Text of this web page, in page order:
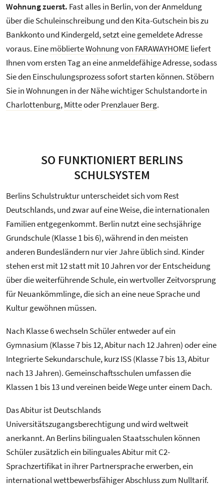
Wohnung zuerst. Fast alles in Berlin, von der Anmeldung
über die Schuleinschreibung und den Kita-Gutschein bis zu
Bankkonto und Kindergeld, setzt eine gemeldete Adresse
voraus. Einemöblierte Wohnung von FARAWAYHOMEliefert
Ihnen vom ersten Tag an eine anmeldefähige Adresse, sodass
Sie den Einschulungsprozess sofort starten können. Stöbern
Sie in Wohnungen in der Nähe wichtiger Schulstandorte in
Charlottenburg,MitteoderPrenzlauer Berg.
SO FUNKTIONIERT BERLINS
SCHULSYSTEM
Berlins Schulstruktur unterscheidet sich vom Rest
Deutschlands, und zwar auf eine Weise, die internationalen
Familien entgegenkommt. Berlin nutzt eine sechsjährige
Grundschule (Klasse 1 bis 6), während in den meisten
anderen Bundesländern nur vier Jahre üblich sind. Kinder
stehen erst mit 12 statt mit 10 Jahren vor der Entscheidung
über die weiterführende Schule, ein wertvoller Zeitvorsprung
für Neuankömmlinge, die sich an eine neue Sprache und
Kultur gewöhnen müssen.
Nach Klasse 6 wechseln Schüler entweder auf ein
Gymnasium (Klasse 7 bis 12, Abitur nach 12 Jahren) oder eine
Integrierte Sekundarschule, kurz ISS (Klasse 7 bis 13, Abitur
nach 13 Jahren). Gemeinschaftsschulen umfassen die
Klassen 1 bis 13 und vereinen beide Wege unter einem Dach.
Das Abitur ist Deutschlands
Universitätszugangsberechtigung und wird weltweit
anerkannt. An Berlins bilingualen Staatsschulen können
Schüler zusätzlich ein bilinguales Abitur mit C2-
Sprachzertifikat in ihrer Partnersprache erwerben, ein
international wettbewerbsfähiger Abschluss zum Nulltarif.